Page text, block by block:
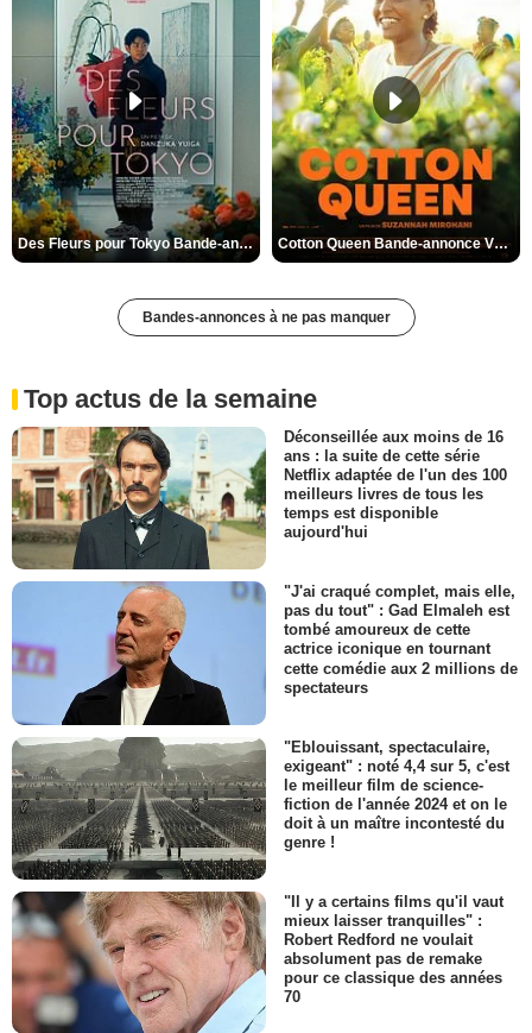
Des Fleurs pour Tokyo Bande-annonce VO STFR Cotton Queen Bande-annonce VO STFR
Bandes-annonces à ne pas manquer
Top actus de la semaine
Déconseillée aux moins de 16
ans : la suite de cette série
Netflix adaptée de l'un des 100
meilleurs livres de tous les
temps est disponible
aujourd'hui
"J'ai craqué complet, mais elle,
pas du tout" : Gad Elmaleh est
tombé amoureux de cette
actrice iconique en tournant
cette comédie aux 2 millions de
spectateurs
"Eblouissant, spectaculaire,
exigeant" : noté 4,4 sur 5, c'est
le meilleur film de science-
fiction de l'année 2024 et on le
doit à un maître incontesté du
genre !
"Il y a certains films qu'il vaut
mieux laisser tranquilles" :
Robert Redford ne voulait
absolument pas de remake
pour ce classique des années
70